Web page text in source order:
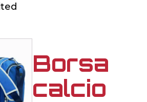
Borsa
calcio